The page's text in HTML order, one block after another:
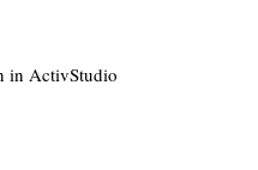
in ActivStudio